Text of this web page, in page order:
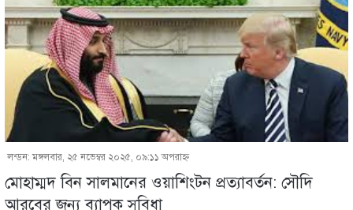
লন্ডন: মঙ্গলবার, ২৫ নভেম্বর ২০২৫, ০৯:১১ অপরাহ্ণ
মোহাম্মদ বিন সালমানের ওয়াশিংটন প্রত্যাবর্তন: সৌদি
আরবের জন্য ব্যাপক সুবিধা